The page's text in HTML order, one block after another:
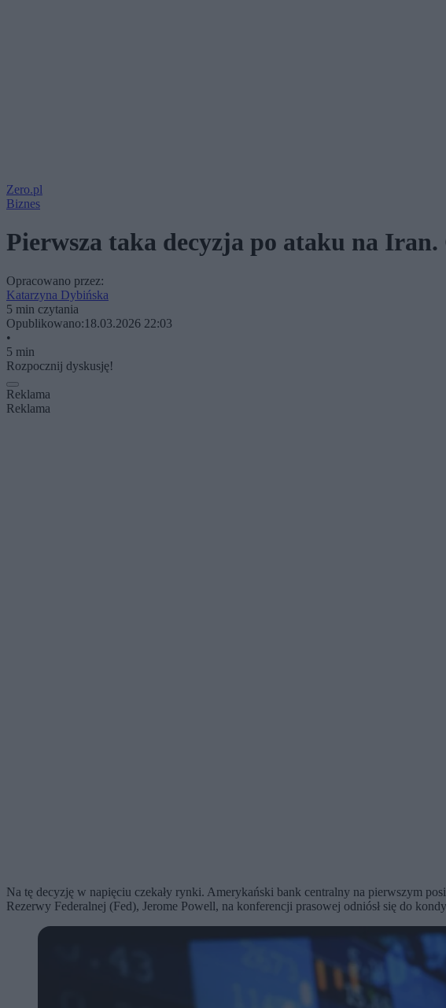
Zero.pl
Biznes
Pierwsza taka decyzja po ataku na
Opracowano przez:
Katarzyna Dybińska
5 min czytania
Opublikowano:18.03.2026 22:03
•
5 min
Rozpocznij dyskusję!
Reklama
Reklama
Na tę decyzję w napięciu czekały rynki. Amerykański bank centralny na pierwszym
Rezerwy Federalnej (Fed), Jerome Powell, na konferencji prasowej odniósł się do